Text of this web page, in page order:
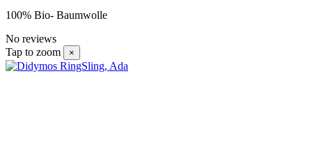
100% Bio- Baumwolle
No reviews
Tap to zoom
×